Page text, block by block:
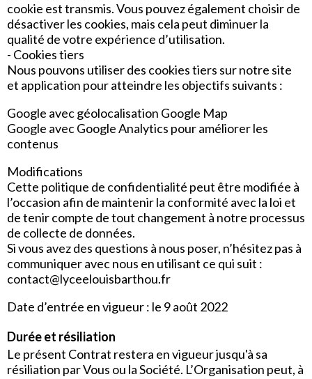
cookie est transmis. Vous pouvez également choisir de
désactiver les cookies, mais cela peut diminuer la
qualité de votre expérience d’utilisation.
- Cookies tiers
Nous pouvons utiliser des cookies tiers sur notre site
et application pour atteindre les objectifs suivants :
Google avec géolocalisation Google Map
Google avec Google Analytics pour améliorer les
contenus
Modifications
Cette politique de confidentialité peut être modifiée à
l’occasion afin de maintenir la conformité avec la loi et
de tenir compte de tout changement à notre processus
de collecte de données.
Si vous avez des questions à nous poser, n’hésitez pas à
communiquer avec nous en utilisant ce qui suit :
contact@lyceelouisbarthou.fr
Date d’entrée en vigueur : le 9 août 2022
Durée et résiliation
Le présent Contrat restera en vigueur jusqu'à sa
résiliation par Vous ou la Société. L’Organisation peut, à